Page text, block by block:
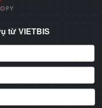
từ VIETBIS